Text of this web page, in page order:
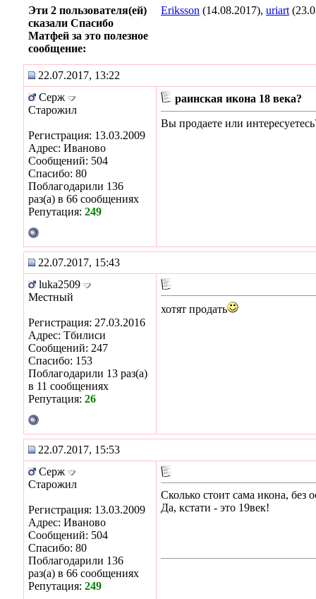
Эти 2 пользователя(ей)
сказали Спасибо
Матфей за это полезное
сообщение:
Eriksson (14.08.2017), uriart
22.07.2017, 13:22
Серж
Старожил
Регистрация: 13.03.2009
Адрес: Иваново
Сообщений: 504
Спасибо: 80
Поблагодарили 136
раз(а) в 66 сообщениях
Репутация: 249
раинская икона 18 века?
Вы продаете или
22.07.2017, 15:43
luka2509
Местный
Регистрация: 27.03.2016
Адрес: Тбилиси
Сообщений: 247
Спасибо: 153
Поблагодарили 13 раз(а)
в 11 сообщениях
Репутация: 26
хотят продать
22.07.2017, 15:53
Серж
Старожил
Регистрация: 13.03.2009
Адрес: Иваново
Сообщений: 504
Спасибо: 80
Поблагодарили 136
раз(а) в 66 сообщениях
Репутация: 249
Сколько стоит сама икона,
Да, кстати - это 19век!